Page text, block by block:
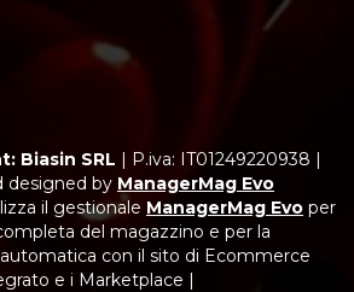
Biasin SRL | P.iva: IT01249220938 |
designed by ManagerMag Evo
il gestionale ManagerMag Evo per
del magazzino e per la
con il sito di Ecommerce
e i Marketplace |